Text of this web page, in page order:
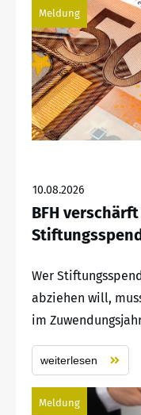
Meldung
10.08.2026
BFH
Wer
abziehen will,
im
weiterlesen
Meldung